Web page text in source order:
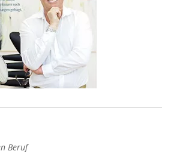
Beruf